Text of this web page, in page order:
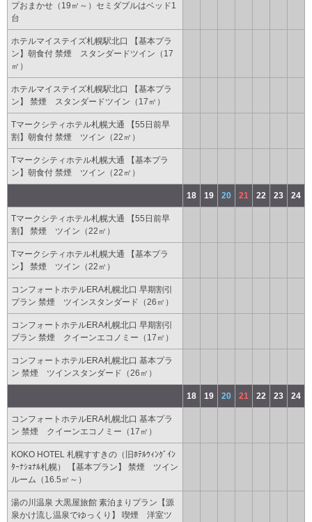
プおまかせ（19㎡～）セミダブルはベッド1
台
ホテルマイステイズ札幌駅北口 【基本プラ
ン】朝食付 禁煙 スタンダードツイン（17
㎡）
ホテルマイステイズ札幌駅北口 【基本プラ
ン】 禁煙 スタンダードツイン（17㎡）
Tマークシティホテル札幌大通 【55日前早
割】朝食付 禁煙 ツイン（22㎡）
Tマークシティホテル札幌大通 【基本プラ
ン】朝食付 禁煙 ツイン（22㎡）
18 19 20 21 22 23 24
Tマークシティホテル札幌大通 【55日前早
割】 禁煙 ツイン（22㎡）
Tマークシティホテル札幌大通 【基本プラ
ン】 禁煙 ツイン（22㎡）
コンフォートホテルERA札幌北口 早期割引
プラン 禁煙 ツインスタンダード（26㎡）
コンフォートホテルERA札幌北口 早期割引
プラン 禁煙 クイーンエコノミー（17㎡）
コンフォートホテルERA札幌北口 基本プラ
ン 禁煙 ツインスタンダード（26㎡）
18 19 20 21 22 23 24
コンフォートホテルERA札幌北口 基本プラ
ン 禁煙 クイーンエコノミー（17㎡）
KOKO HOTEL 札幌すすきの（旧ﾎﾃﾙｳｨﾝｸﾞｲﾝ
ﾀｰﾅｼｮﾅﾙ札幌） 【基本プラン】 禁煙 ツイン
ルーム（16.5㎡～）
湯の川温泉 大黒屋旅館 素泊まりプラン【源
泉かけ流し温泉でゆっくり】 喫煙 洋室ツ